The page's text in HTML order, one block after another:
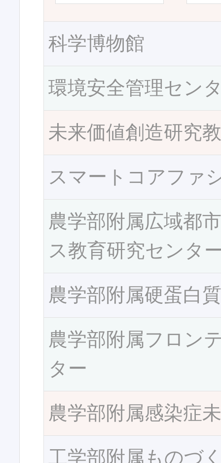
科学博物館
環境安全管理セン
未来価値創造研究
スマートコアファ
農学部附属広域都
ス教育研究センタ
農学部附属硬蛋白
農学部附属フロン
ター
農学部附属感染症
工学部附属ものづ